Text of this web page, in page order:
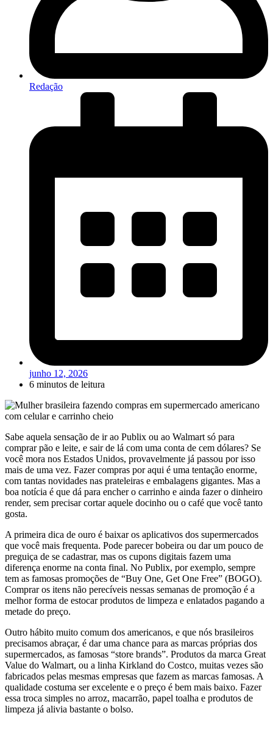
Redação
junho 12, 2026
6 minutos de leitura
Sabe aquela sensação de ir ao Publix ou ao Walmart só para
comprar pão e leite, e sair de lá com uma conta de cem dólares? Se
você mora nos Estados Unidos, provavelmente já passou por isso
mais de uma vez. Fazer compras por aqui é uma tentação enorme,
com tantas novidades nas prateleiras e embalagens gigantes. Mas a
boa notícia é que dá para encher o carrinho e ainda fazer o dinheiro
render, sem precisar cortar aquele docinho ou o café que você tanto
gosta.
A primeira dica de ouro é baixar os aplicativos dos supermercados
que você mais frequenta. Pode parecer bobeira ou dar um pouco de
preguiça de se cadastrar, mas os cupons digitais fazem uma
diferença enorme na conta final. No Publix, por exemplo, sempre
tem as famosas promoções de “Buy One, Get One Free” (BOGO).
Comprar os itens não perecíveis nessas semanas de promoção é a
melhor forma de estocar produtos de limpeza e enlatados pagando a
metade do preço.
Outro hábito muito comum dos americanos, e que nós brasileiros
precisamos abraçar, é dar uma chance para as marcas próprias dos
supermercados, as famosas “store brands”. Produtos da marca Great
Value do Walmart, ou a linha Kirkland do Costco, muitas vezes são
fabricados pelas mesmas empresas que fazem as marcas famosas. A
qualidade costuma ser excelente e o preço é bem mais baixo. Fazer
essa troca simples no arroz, macarrão, papel toalha e produtos de
limpeza já alivia bastante o bolso.